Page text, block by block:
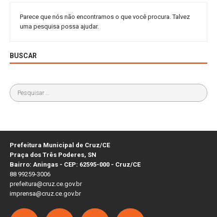
Parece que nós não encontramos o que você procura. Talvez
uma pesquisa possa ajudar.
BUSCAR
Prefeitura Municipal de Cruz/CE
Praça dos Três Poderes, SN
Bairro: Aningas - CEP: 62595-000 - Cruz/CE
88 99259-3006
prefeitura@cruz.ce.gov.br
imprensa@cruz.ce.gov.br